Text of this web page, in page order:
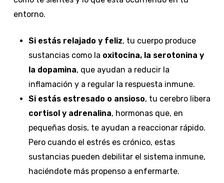
entorno.
Si estás relajado y feliz, tu cuerpo produce
sustancias como la oxitocina, la serotonina y
la dopamina, que ayudan a reducir la
inflamación y a regular la respuesta inmune.
Si estás estresado o ansioso, tu cerebro libera
cortisol y adrenalina, hormonas que, en
pequeñas dosis, te ayudan a reaccionar rápido.
Pero cuando el estrés es crónico, estas
sustancias pueden debilitar el sistema inmune,
haciéndote más propenso a enfermarte.